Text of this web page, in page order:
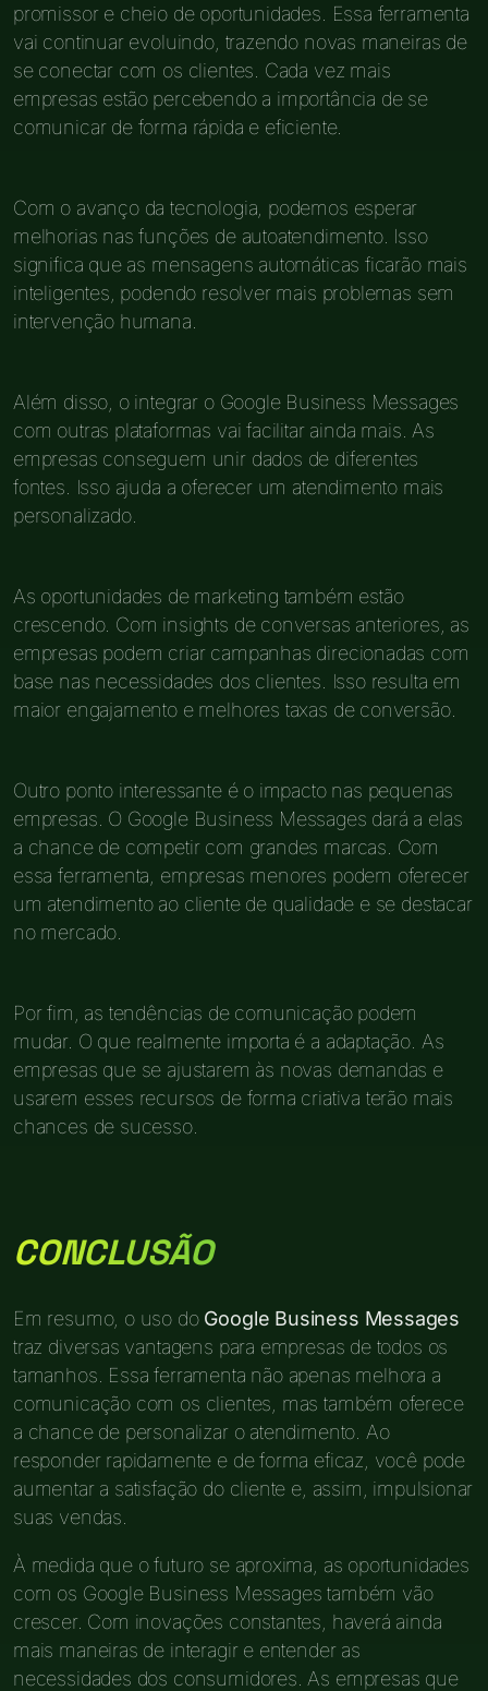
promissor e cheio de oportunidades. Essa ferramenta
vai continuar evoluindo, trazendo novas maneiras de
se conectar com os clientes. Cada vez mais
empresas estão percebendo a importância de se
comunicar de forma rápida e eficiente.
Com o avanço da tecnologia, podemos esperar
melhorias nas funções de autoatendimento. Isso
significa que as mensagens automáticas ficarão mais
inteligentes, podendo resolver mais problemas sem
intervenção humana.
Além disso, o integrar o Google Business Messages
com outras plataformas vai facilitar ainda mais. As
empresas conseguem unir dados de diferentes
fontes. Isso ajuda a oferecer um atendimento mais
personalizado.
As oportunidades de marketing também estão
crescendo. Com insights de conversas anteriores, as
empresas podem criar campanhas direcionadas com
base nas necessidades dos clientes. Isso resulta em
maior engajamento e melhores taxas de conversão.
Outro ponto interessante é o impacto nas pequenas
empresas. O Google Business Messages dará a elas
a chance de competir com grandes marcas. Com
essa ferramenta, empresas menores podem oferecer
um atendimento ao cliente de qualidade e se destacar
no mercado.
Por fim, as tendências de comunicação podem
mudar. O que realmente importa é a adaptação. As
empresas que se ajustarem às novas demandas e
usarem esses recursos de forma criativa terão mais
chances de sucesso.
CONCLUSÃO
Em resumo, o uso do Google Business Messages
traz diversas vantagens para empresas de todos os
tamanhos. Essa ferramenta não apenas melhora a
comunicação com os clientes, mas também oferece
a chance de personalizar o atendimento. Ao
responder rapidamente e de forma eficaz, você pode
aumentar a satisfação do cliente e, assim, impulsionar
suas vendas.
À medida que o futuro se aproxima, as oportunidades
com os Google Business Messages também vão
crescer. Com inovações constantes, haverá ainda
mais maneiras de interagir e entender as
necessidades dos consumidores. As empresas que